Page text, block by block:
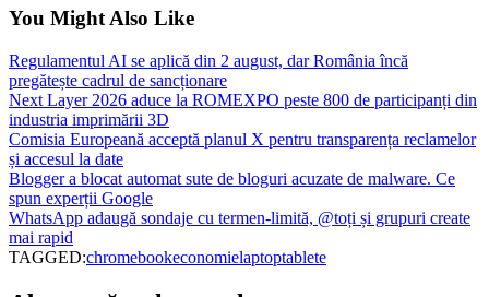
You Might Also Like
Regulamentul AI se aplică din 2 august, dar România încă
pregătește cadrul de sancționare
Next Layer 2026 aduce la ROMEXPO peste 800 de participanți din
industria imprimării 3D
Comisia Europeană acceptă planul X pentru transparența reclamelor
și accesul la date
Blogger a blocat automat sute de bloguri acuzate de malware. Ce
spun experții Google
WhatsApp adaugă sondaje cu termen-limită, @toți și grupuri create
mai rapid
TAGGED:chromebookeconomielaptoptablete